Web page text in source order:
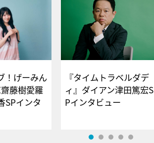
！げーみん
藤樹愛羅
SPインタ
『タイムトラベルダデ
ィ』ダイアン津田篤宏S
Pインタビュー